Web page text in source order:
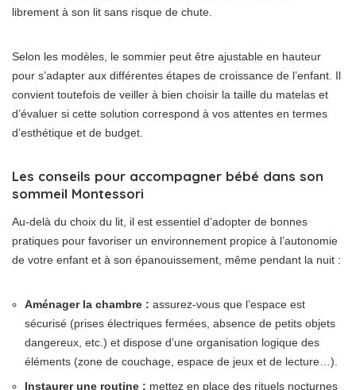
librement à son lit sans risque de chute.
Selon les modèles, le sommier peut être ajustable en hauteur
pour s’adapter aux différentes étapes de croissance de l’enfant. Il
convient toutefois de veiller à bien choisir la taille du matelas et
d’évaluer si cette solution correspond à vos attentes en termes
d’esthétique et de budget.
Les conseils pour accompagner bébé dans son
sommeil Montessori
Au-delà du choix du lit, il est essentiel d’adopter de bonnes
pratiques pour favoriser un environnement propice à l’autonomie
de votre enfant et à son épanouissement, même pendant la nuit :
Aménager la chambre : assurez-vous que l’espace est
sécurisé (prises électriques fermées, absence de petits objets
dangereux, etc.) et dispose d’une organisation logique des
éléments (zone de couchage, espace de jeux et de lecture…).
Instaurer une routine : mettez en place des rituels nocturnes